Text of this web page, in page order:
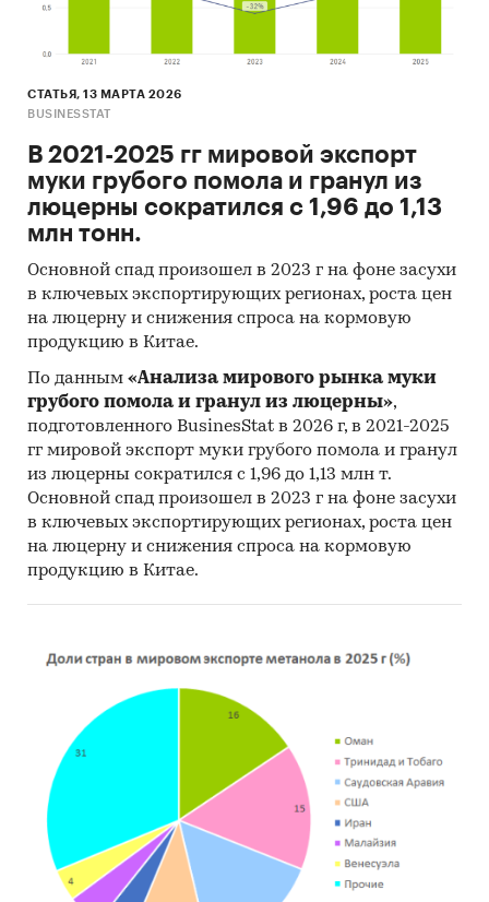
необходимые для понимания текущей
перспектив его развития:
Экономика и численность населения
Посевные площади и урожайность свежих
фруктов
Продажи свежих фруктов
Внешняя и внутренняя торговля свежими
фруктами
Импорт и экспорт свежих фруктов
Внешнеторговые цены свежих фруктов
В обзоре детализирована информация по
видам свежих фруктов:
Абрикосы
Авокадо
Ананасы
Грейпфруты
Гуайява, манго и мангостан, или гарциния
Груши
Дыни и арбузы
Киви
Лимоны и лаймы
СТАТЬЯ, 13 МАРТА 2026
BUSINESSTAT
В 2021-2025 гг мировой экспорт
муки грубого помола и гранул из
люцерны сократился с 1,96 до 1,13
млн тонн.
Основной спад произошел в 2023 г на фоне засухи
в ключевых экспортирующих регионах, роста цен
на люцерну и снижения спроса на кормовую
продукцию в Китае.
По данным «Анализа мирового рынка муки
грубого помола и гранул из люцерны»,
подготовленного BusinesStat в 2026 г, в 2021-2025
гг мировой экспорт муки грубого помола и гранул
из люцерны сократился с 1,96 до 1,13 млн т.
Основной спад произошел в 2023 г на фоне засухи
в ключевых экспортирующих регионах, роста цен
на люцерну и снижения спроса на кормовую
продукцию в Китае.